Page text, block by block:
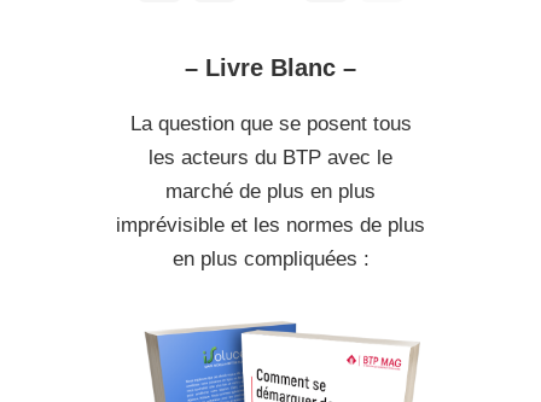
– Livre Blanc –
La question que se posent tous
les acteurs du BTP avec le
marché de plus en plus
imprévisible et les normes de plus
en plus compliquées :